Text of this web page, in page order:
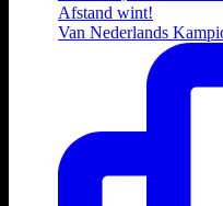
Van Nederlands